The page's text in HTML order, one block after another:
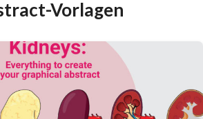
Vorlagen